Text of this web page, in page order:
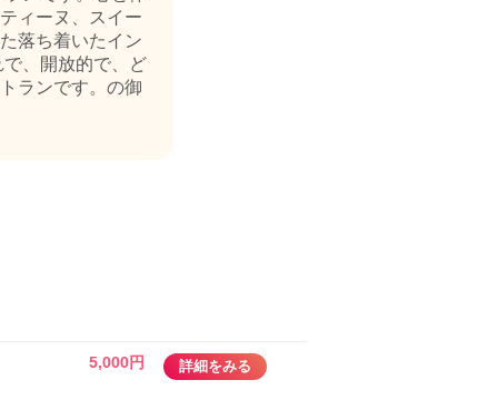
ィーヌ、スイー
落ち着いたイン
、開放的で、ど
ランです。の御
5,000円 詳細をみる